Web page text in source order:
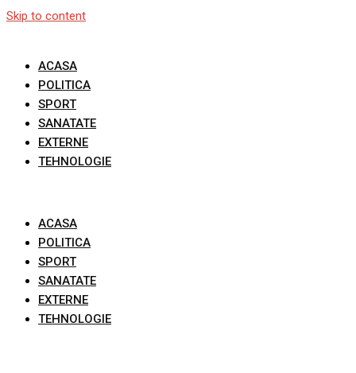
Skip to content
ACASA
POLITICA
SPORT
SANATATE
EXTERNE
TEHNOLOGIE
ACASA
POLITICA
SPORT
SANATATE
EXTERNE
TEHNOLOGIE